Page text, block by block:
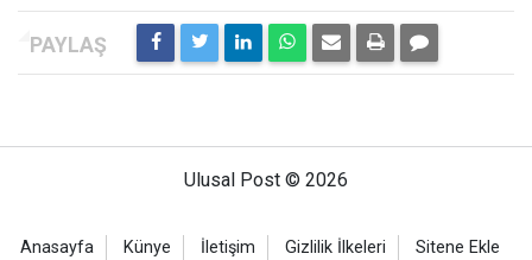
Ulusal Post © 2026
Anasayfa Künye İletişim Gizlilik İlkeleri Sitene Ekle